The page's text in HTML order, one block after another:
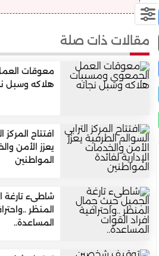
مقالات ذات صلة
معوقات
هلاكه وسبل
افتتاح المركز
يعزز الأمن
المواطنين
شاطىء تارغة
المنظر
المساعدة..